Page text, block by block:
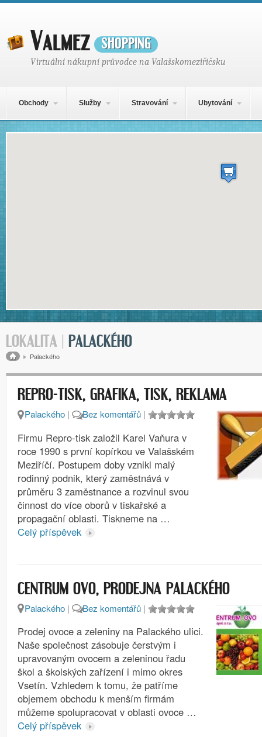
Valmezshopping
Virtuální nákupní průvodce na Valašskomeziříčsku
Obchody Služby Stravování Ubytování
Mapa obsahu
LOKALITA | PALACKÉHO
Drobečková navigace
Palackého
REPRO-TISK, GRAFIKA, TISK, REKLAMA
Palackého | Bez komentářů |
Firmu Repro-tisk založil Karel Vaňura v
roce 1990 s první kopírkou ve Valašském
Meziříčí. Postupem doby vznikl malý
rodinný podnik, který zaměstnává v
průměru 3 zaměstnance a rozvinul svou
činnost do více oborů v tiskařské a
propagační oblasti. Tiskneme na …
Celý příspěvek
CENTRUM OVO, PRODEJNA PALACKÉHO
Palackého | Bez komentářů |
Prodej ovoce a zeleniny na Palackého ulici.
Naše společnost zásobuje čerstvým i
upravovaným ovocem a zeleninou řadu
škol a školských zařízení i mimo okres
Vsetín. Vzhledem k tomu, že patříme
objemem obchodu k menším firmám
můžeme spolupracovat v oblasti ovoce …
Celý příspěvek